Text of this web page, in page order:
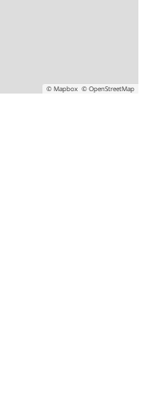
© Mapbox © OpenStreetMap